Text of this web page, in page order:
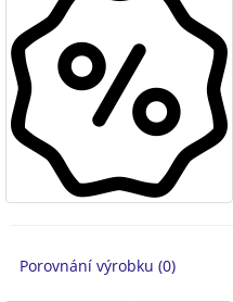
Porovnání výrobku (0)